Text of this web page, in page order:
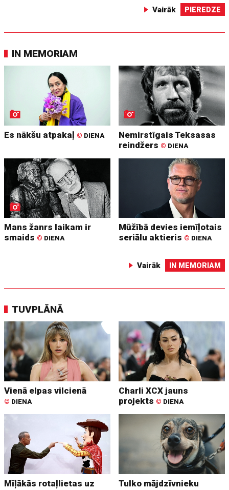
Vairāk PIEREDZE
IN MEMORIAM
Es nākšu atpakaļ © DIENA
Nemirstīgais Teksasas
reindžers © DIENA
Mans žanrs laikam ir
smaids © DIENA
Mūžībā devies iemīļotais
seriālu aktieris © DIENA
Vairāk IN MEMORIAM
TUVPLĀNĀ
Vienā elpas vilcienā
© DIENA
Charli XCX jauns
projekts © DIENA
Mīļākās rotaļlietas uz
Tulko mājdzīvnieku